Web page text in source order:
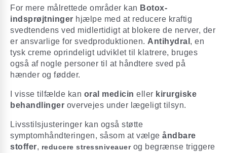
For mere målrettede områder kan Botox-
indsprøjtninger hjælpe med at reducere kraftig
svedtendens ved midlertidigt at blokere de nerver, der
er ansvarlige for svedproduktionen. Antihydral , en
tysk creme oprindeligt udviklet til klatrere, bruges
også af nogle personer til at håndtere sved på
hænder og fødder.
I visse tilfælde kan oral medicin eller kirurgiske
behandlinger overvejes under lægeligt tilsyn.
Livsstilsjusteringer kan også støtte
symptomhåndteringen, såsom at vælge åndbare
stoffer, reducere stressniveauerog begrænse triggere